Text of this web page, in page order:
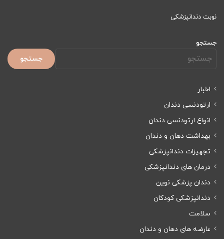
نوبت دندانپزشکی
جستجو
جستجو
اخبار
ارتودنسی دندان
انواع ارتودنسی دندان
بهداشت دهان و دندان
تجهیزات دندانپزشکی
درمان های دندانپزشکی
دندان پزشکی نوین
دندانپزشکی کودکان
سلامت
عارضه های دهان و دندان